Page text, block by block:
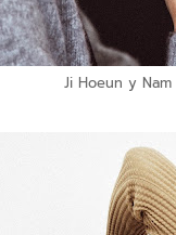
Ji Hoeun y Nam